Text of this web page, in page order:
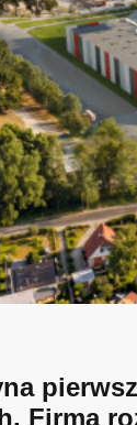
Firma